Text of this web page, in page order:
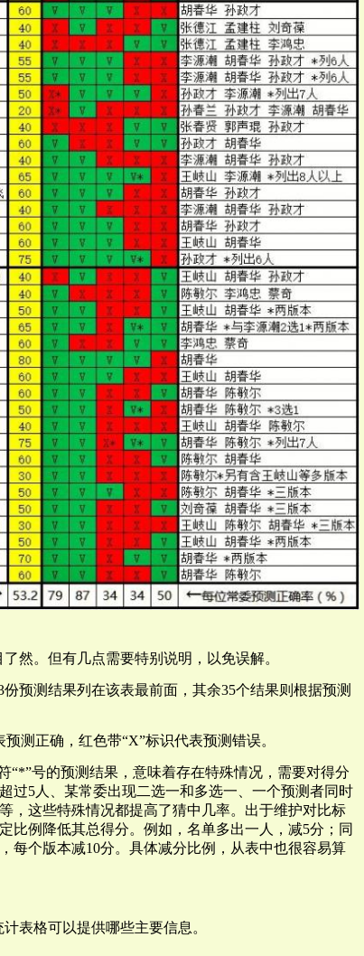
然。但有几点需要特别说明，以免误解。
预测结果列在该表最前面，其余35个结果则根据预测
测正确，红色带“X”标识代表预测错误。
“*”号的预测结果，意味着存在特殊情况，需要对得分
过5人、某常委出现二选一和多选一、一个预测者同时
，这些特殊情况都提高了猜中几率。出于维护对比标
比例降低其总得分。例如，名单多出一人，减5分；同
每个版本减10分。具体减分比例，从表中也很容易算
表格可以提供哪些主要信息。